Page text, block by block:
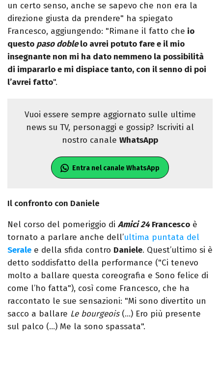
un certo senso, anche se sapevo che non era la
direzione giusta da prendere" ha spiegato
Francesco, aggiungendo: "Rimane il fatto che io
questo paso doblelo avrei potuto fare e il mio
insegnante non mi ha dato nemmeno la possibilità
di impararlo e mi dispiace tanto, con il senno di poi
l’avrei fatto".
Vuoi essere sempre aggiornato sulle ultime
news su TV, personaggi e gossip? Iscriviti al
nostro canale WhatsApp
Entra nel canale WhatsApp
Il confronto con Daniele
Nel corso del pomeriggio di Amici 24Francesco è
tornato a parlare anche dell’ultima puntata del
Serale e della sfida contro Daniele. Quest’ultimo si è
detto soddisfatto della performance ("Ci tenevo
molto a ballare questa coreografia e Sono felice di
come l’ho fatta"), così come Francesco, che ha
raccontato le sue sensazioni: "Mi sono divertito un
sacco a ballare Le bourgeois (…) Ero più presente
sul palco (…) Me la sono spassata".